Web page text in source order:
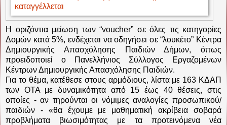
Η οριζόντια μείωση των “voucher” σε όλες τις κατηγορίες
Δομών κατά 5%, ενδέχεται να οδηγήσει σε “λουκέτο” Κέντρα
Δημιουργικής Απασχόλησης Παιδιών Δήμων, όπως
προειδοποιεί ο Πανελλήνιος Σύλλογος Εργαζομένων
Κέντρων Δημιουργικής Απασχόλησης Παιδιών.
Για το θέμα, κατέθεσε στους αρμόδιους, λίστα με 163 ΚΔΑΠ
των ΟΤΑ με δυναμικότητα από 15 έως 40 θέσεις, στις
οποίες - αν τηρούνται οι νόμιμες αναλογίες προσωπικού/
παιδιών - «θα έχουμε με μαθηματική ακρίβεια σοβαρά
προβλήματα βιωσιμότητας με τα προτεινόμενα νέα